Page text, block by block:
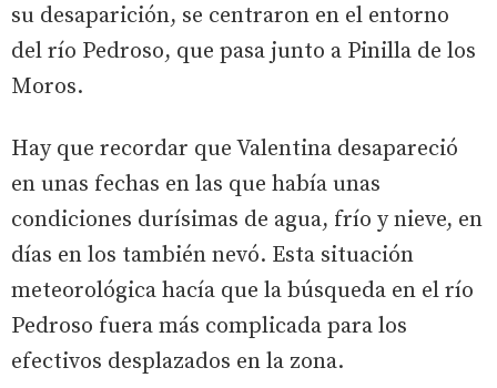
su desaparición, se centraron en el entorno
del río Pedroso, que pasa junto a Pinilla de los
Moros.
Hay que recordar que Valentina desapareció
en unas fechas en las que había unas
condiciones durísimas de agua, frío y nieve, en
días en los también nevó. Esta situación
meteorológica hacía que la búsqueda en el río
Pedroso fuera más complicada para los
efectivos desplazados en la zona.